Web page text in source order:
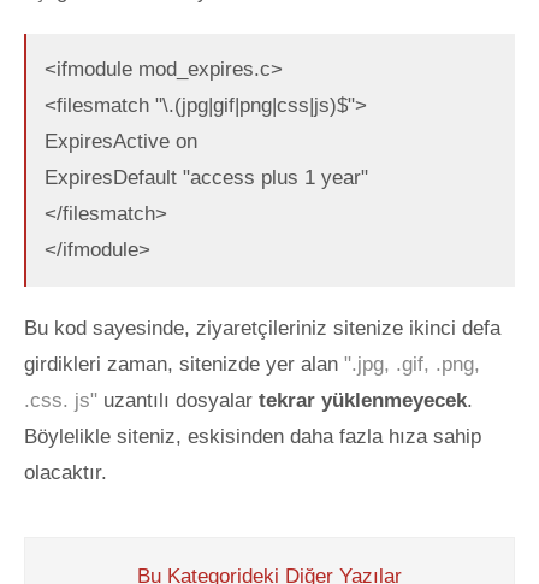
<ifmodule mod_expires.c>
<filesmatch "\.(jpg|gif|png|css|js)$">
ExpiresActive on
ExpiresDefault "access plus 1 year"
</filesmatch>
</ifmodule>
Bu kod sayesinde, ziyaretçileriniz sitenize ikinci defa
girdikleri zaman, sitenizde yer alan ".jpg, .gif, .png,
.css. js" uzantılı dosyalar tekrar yüklenmeyecek.
Böylelikle siteniz, eskisinden daha fazla hıza sahip
olacaktır.
Bu Kategorideki Diğer Yazılar